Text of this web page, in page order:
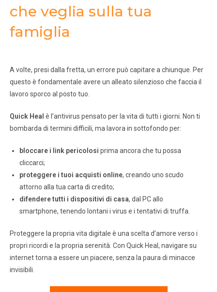
che veglia sulla tua
famiglia
A volte, presi dalla fretta, un errore può capitare a chiunque. Per
questo è fondamentale avere un alleato silenzioso che faccia il
lavoro sporco al posto tuo.
Quick Heal è l’antivirus pensato per la vita di tutti i giorni. Non ti
bombarda di termini difficili, ma lavora in sottofondo per:
bloccare i link pericolosi prima ancora che tu possa
cliccarci;
proteggere i tuoi acquisti online, creando uno scudo
attorno alla tua carta di credito;
difendere tutti i dispositivi di casa, dal PC allo
smartphone, tenendo lontani i virus e i tentativi di truffa.
Proteggere la propria vita digitale è una scelta d’amore verso i
propri ricordi e la propria serenità. Con Quick Heal, navigare su
internet torna a essere un piacere, senza la paura di minacce
invisibili.